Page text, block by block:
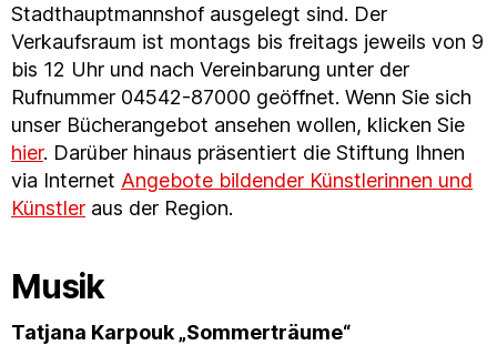
Stadthauptmannshof ausgelegt sind. Der
Verkaufsraum ist montags bis freitags jeweils von 9
bis 12 Uhr und nach Vereinbarung unter der
Rufnummer 04542-87000 geöffnet. Wenn Sie sich
unser Bücherangebot ansehen wollen, klicken Sie
hier. Darüber hinaus präsentiert die Stiftung Ihnen
via Internet Angebote bildender Künstlerinnen und
Künstler aus der Region.
Musik
Tatjana Karpouk „Sommerträume“